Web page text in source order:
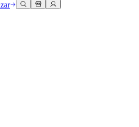
plataforma
con tu equipo
3D en tiempo real
en 3D
rastreador de problemas
de Unity
Unity de forma gratuita
de Unity
Unity?
Unity
con soporte experto